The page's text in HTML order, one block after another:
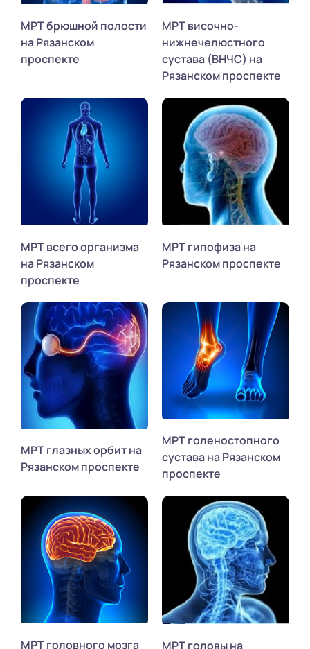
МРТ брюшной полости
на Рязанском
проспекте
МРТ височно-
нижнечелюстного
сустава (ВНЧС) на
Рязанском проспекте
МРТ всего организма
на Рязанском
проспекте
МРТ гипофиза на
Рязанском проспекте
МРТ глазных орбит на
Рязанском проспекте
МРТ голеностопного
сустава на Рязанском
проспекте
МРТ головного мозга МРТ головы на